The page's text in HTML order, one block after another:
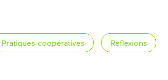
Pratiques coopératives Réflexions